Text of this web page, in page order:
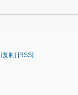
[复制] [RSS]